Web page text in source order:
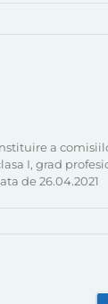
a
I, grad
de 26.04.2021